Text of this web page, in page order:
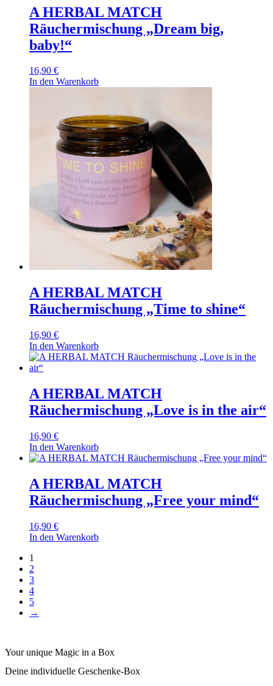
A HERBAL MATCH
Räuchermischung „Dream big,
baby!“
16,90 €
In den Warenkorb
A HERBAL MATCH
Räuchermischung „Time to shine“
16,90 €
In den Warenkorb
A HERBAL MATCH
Räuchermischung „Love is in the air“
16,90 €
In den Warenkorb
A HERBAL MATCH
Räuchermischung „Free your mind“
16,90 €
In den Warenkorb
1
2
3
4
5
→
Your unique Magic in a Box
Deine individuelle Geschenke-Box